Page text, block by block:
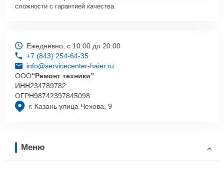
сложности с гарантией качества.
г. Казань улица Чехова, 9
Ежедневно, с 10:00 до 20:00
+7 (843) 254-64-35
info@servicecenter-haier.ru
ООО“Ремонт техники”
ИНН234789782
ОГРН98742397845098
Меню